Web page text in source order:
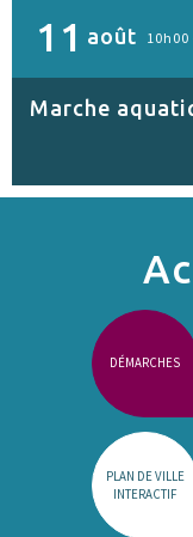
11 août 10h00
Marche
DÉMARCHES
PLAN DE VILLE
INTERACTIF